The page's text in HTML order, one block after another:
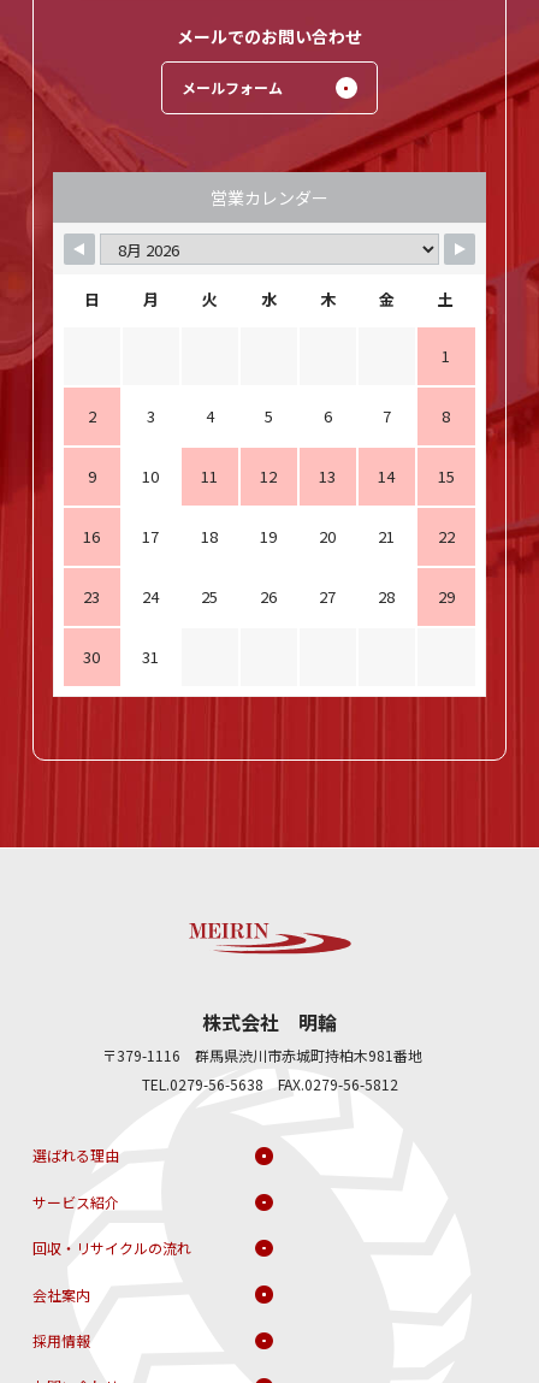
メールでのお問い合わせ
メールフォーム
営業カレンダー
日 月 火 水 木 金 土
1
2 3 4 5 6 7 8
9 10 11 12 13 14 15
16 17 18 19 20 21 22
23 24 25 26 27 28 29
30 31
株式会社 明輪
〒379-1116 群馬県渋川市赤城町持柏木981番地
TEL.0279-56-5638 FAX.0279-56-5812
選ばれる理由
サービス紹介
回収・リサイクルの流れ
会社案内
採用情報